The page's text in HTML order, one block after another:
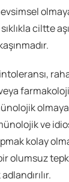
ciltte
ve
kolay
olumsuz